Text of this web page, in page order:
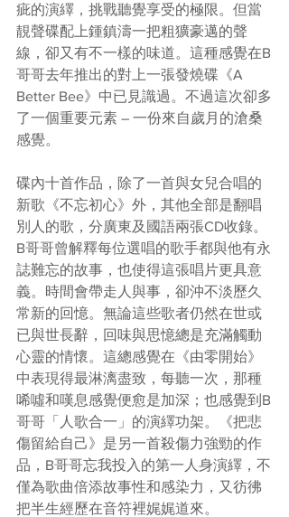
疵的演繹，挑戰聽覺享受的極限。但當
靚聲碟配上鍾鎮濤一把粗獷豪邁的聲
線，卻又有不一樣的味道。這種感覺在B
哥哥去年推出的對上一張發燒碟《A
Better Bee》中已見識過。不過這次卻多
了一個重要元素 – 一份來自歲月的滄桑
感覺。
碟內十首作品，除了一首與女兒合唱的
新歌《不忘初心》外，其他全部是翻唱
別人的歌，分廣東及國語兩張CD收錄。
B哥哥曾解釋每位選唱的歌手都與他有永
誌難忘的故事，也使得這張唱片更具意
義。時間會帶走人與事，卻沖不淡歷久
常新的回憶。無論這些歌者仍然在世或
已與世長辭，回味與思憶總是充滿觸動
心靈的情懷。這總感覺在《由零開始》
中表現得最淋漓盡致，每聽一次，那種
唏噓和嘆息感覺便愈是加深；也感覺到B
哥哥「人歌合一」的演繹功架。《把悲
傷留給自己》是另一首殺傷力強勁的作
品，B哥哥忘我投入的第一人身演繹，不
僅為歌曲倍添故事性和感染力，又彷彿
把半生經歷在音符裡娓娓道來。